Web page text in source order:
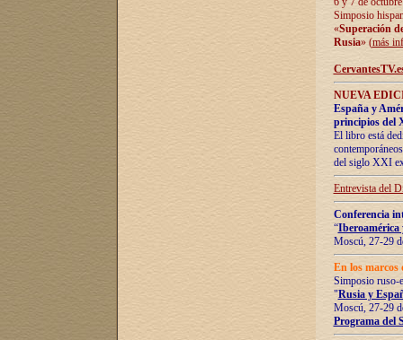
Simposio
«Superación
Rusia» (más
NUEVA
España y
principios del
El libro está
del siglo XXI
Entrevista del
Conferencia
“Iberoamérica
Moscú, 27-29
En los marcos
Simposio ruso-
"Rusia y
Moscú, 27-29
Programa del